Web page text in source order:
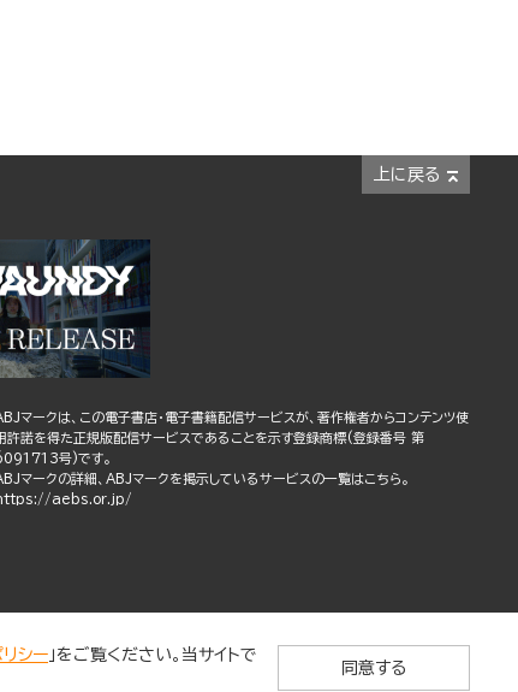
上に戻る
マークは、この電子書店・電子書籍配信サービスが、著作権者からコンテンツ使
許諾を得た正規版配信サービスであることを示す登録商標(登録番号 第
号)です。
マークの詳細、ABJマークを掲示しているサービスの一覧はこちら。
aebs.or.jp/
シー 」をご覧ください。当サイトで
同意する